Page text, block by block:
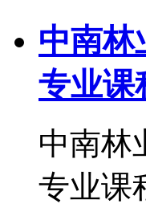
中南林
专业课
中南林
专业